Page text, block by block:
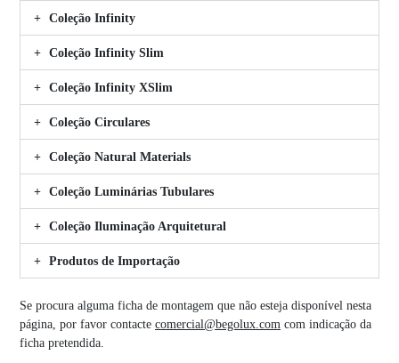
Coleção Infinity
Coleção Infinity Slim
Coleção Infinity XSlim
Coleção Circulares
Coleção Natural Materials
Coleção Luminárias Tubulares
Coleção Iluminação Arquitetural
Produtos de Importação
Se procura alguma ficha de montagem que não esteja disponível nesta
página, por favor contacte comercial@begolux.com com indicação da
ficha pretendida.